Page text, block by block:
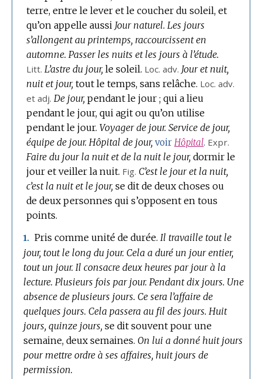
terre, entre le lever et le coucher du soleil, et
qu’on appelle aussi Jour naturel. Les jours
s’allongent au printemps, raccourcissent en
automne. Passer les nuits et les jours à l’étude.
Litt. L’astre du jour, le soleil. Loc. adv. Jour et nuit,
nuit et jour, tout le temps, sans relâche. Loc. adv.
et adj. De jour, pendant le jour ; qui a lieu
pendant le jour, qui agit ou qu’on utilise
pendant le jour. Voyager de jour. Service de jour,
équipe de jour. Hôpital de jour, voir Hôpital. Expr.
Faire du jour la nuit et de la nuit le jour, dormir le
jour et veiller la nuit. Fig. C’est le jour et la nuit,
c’est la nuit et le jour, se dit de deux choses ou
de deux personnes qui s’opposent en tous
points.
1. Pris comme unité de durée. Il travaille tout le
jour, tout le long du jour. Cela a duré un jour entier,
tout un jour. Il consacre deux heures par jour à la
lecture. Plusieurs fois par jour. Pendant dix jours. Une
absence de plusieurs jours. Ce sera l’affaire de
quelques jours. Cela passera au fil des jours. Huit
jours, quinze jours, se dit souvent pour une
semaine, deux semaines. On lui a donné huit jours
pour mettre ordre à ses affaires, huit jours de
permission.